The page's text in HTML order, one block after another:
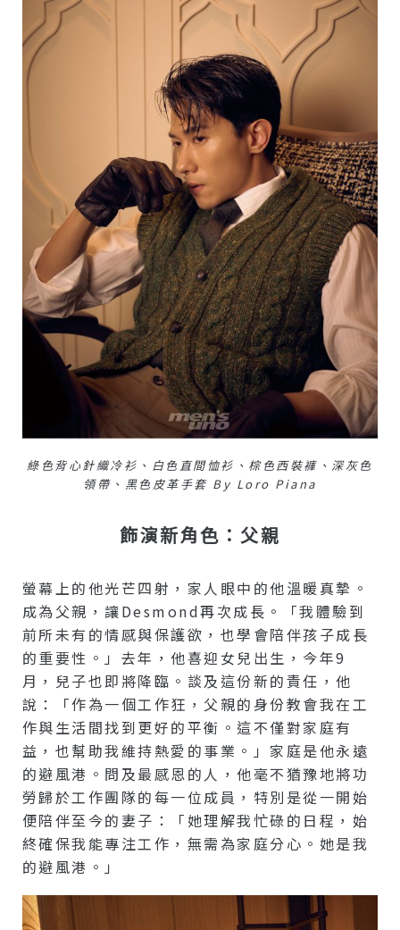
綠色背心針織冷衫、白色直間恤衫、棕色西裝褲、深灰色
領帶、黑色皮革手套 By Loro Piana
飾演新角色：父親
螢幕上的他光芒四射，家人眼中的他溫暖真摯。
成為父親，讓Desmond再次成長。「我體驗到
前所未有的情感與保護欲，也學會陪伴孩子成長
的重要性。」去年，他喜迎女兒出生，今年9
月，兒子也即將降臨。談及這份新的責任，他
說：「作為一個工作狂，父親的身份教會我在工
作與生活間找到更好的平衡。這不僅對家庭有
益，也幫助我維持熱愛的事業。」家庭是他永遠
的避風港。問及最感恩的人，他毫不猶豫地將功
勞歸於工作團隊的每一位成員，特別是從一開始
便陪伴至今的妻子：「她理解我忙碌的日程，始
終確保我能專注工作，無需為家庭分心。她是我
的避風港。」